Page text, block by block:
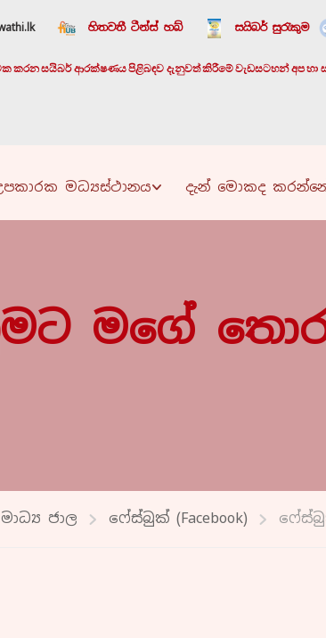
හිතවතී ටීන්ස් හබ් සයිබර් සුරැකුම
කරන සයිබර් ආරක්ෂණය පිළිබඳව දැනුවත් කිරීමේ වැඩසටහන් අප හා
මධ්‍යස්ථානය දැන් මොකද
මගේ
ජාල ෆේස්බුක් (Facebook)